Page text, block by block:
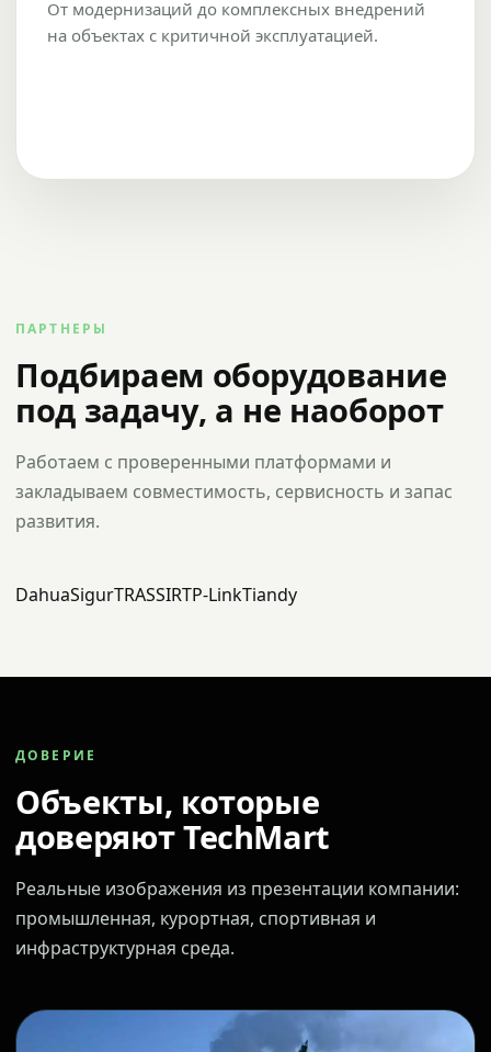
От модернизаций до комплексных внедрений
на объектах с критичной эксплуатацией.
ПАРТНЕРЫ
Подбираем оборудование
под задачу, а не наоборот
Работаем с проверенными платформами и
закладываем совместимость, сервисность и запас
развития.
DahuaSigurTRASSIRTP-LinkTiandy
ДОВЕРИЕ
Объекты, которые
доверяют TechMart
Реальные изображения из презентации компании:
промышленная, курортная, спортивная и
инфраструктурная среда.